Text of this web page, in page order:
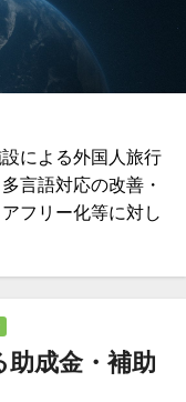
による外国人旅行
言語対応の改善・
フリー化等に対し
成金・補助